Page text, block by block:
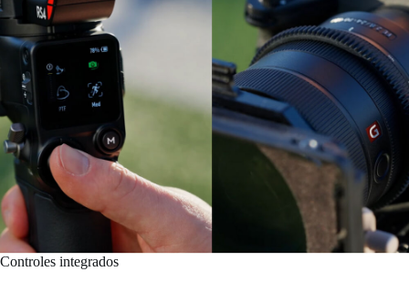
Controles integrados